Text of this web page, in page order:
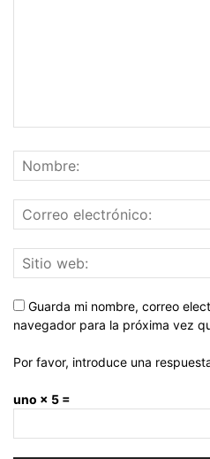
Guarda mi nombre, correo
navegador para la próxima vez
Por favor, introduce una
uno × 5 =